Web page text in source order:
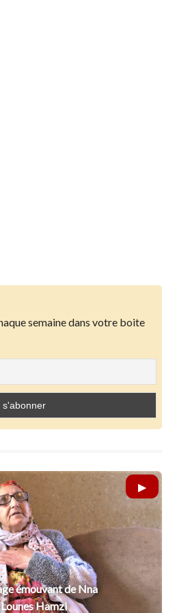
semaine dans votre boite
émouvant de Nna
Hamzi